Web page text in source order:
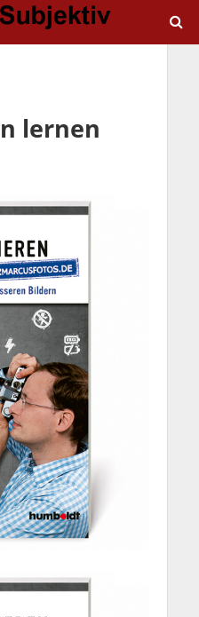
lernen